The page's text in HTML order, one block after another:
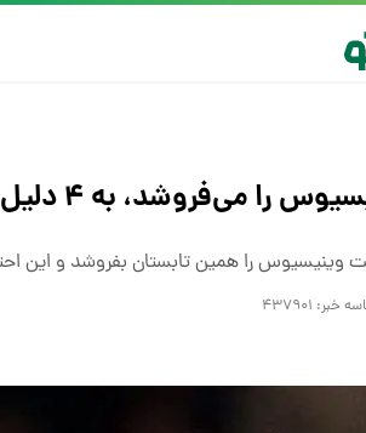
را می‌فروشد، به ۴ دلیل!
وینیسیوس را همین تابستان بفروشد و این
خبر: ۴۳۷۹۰۱